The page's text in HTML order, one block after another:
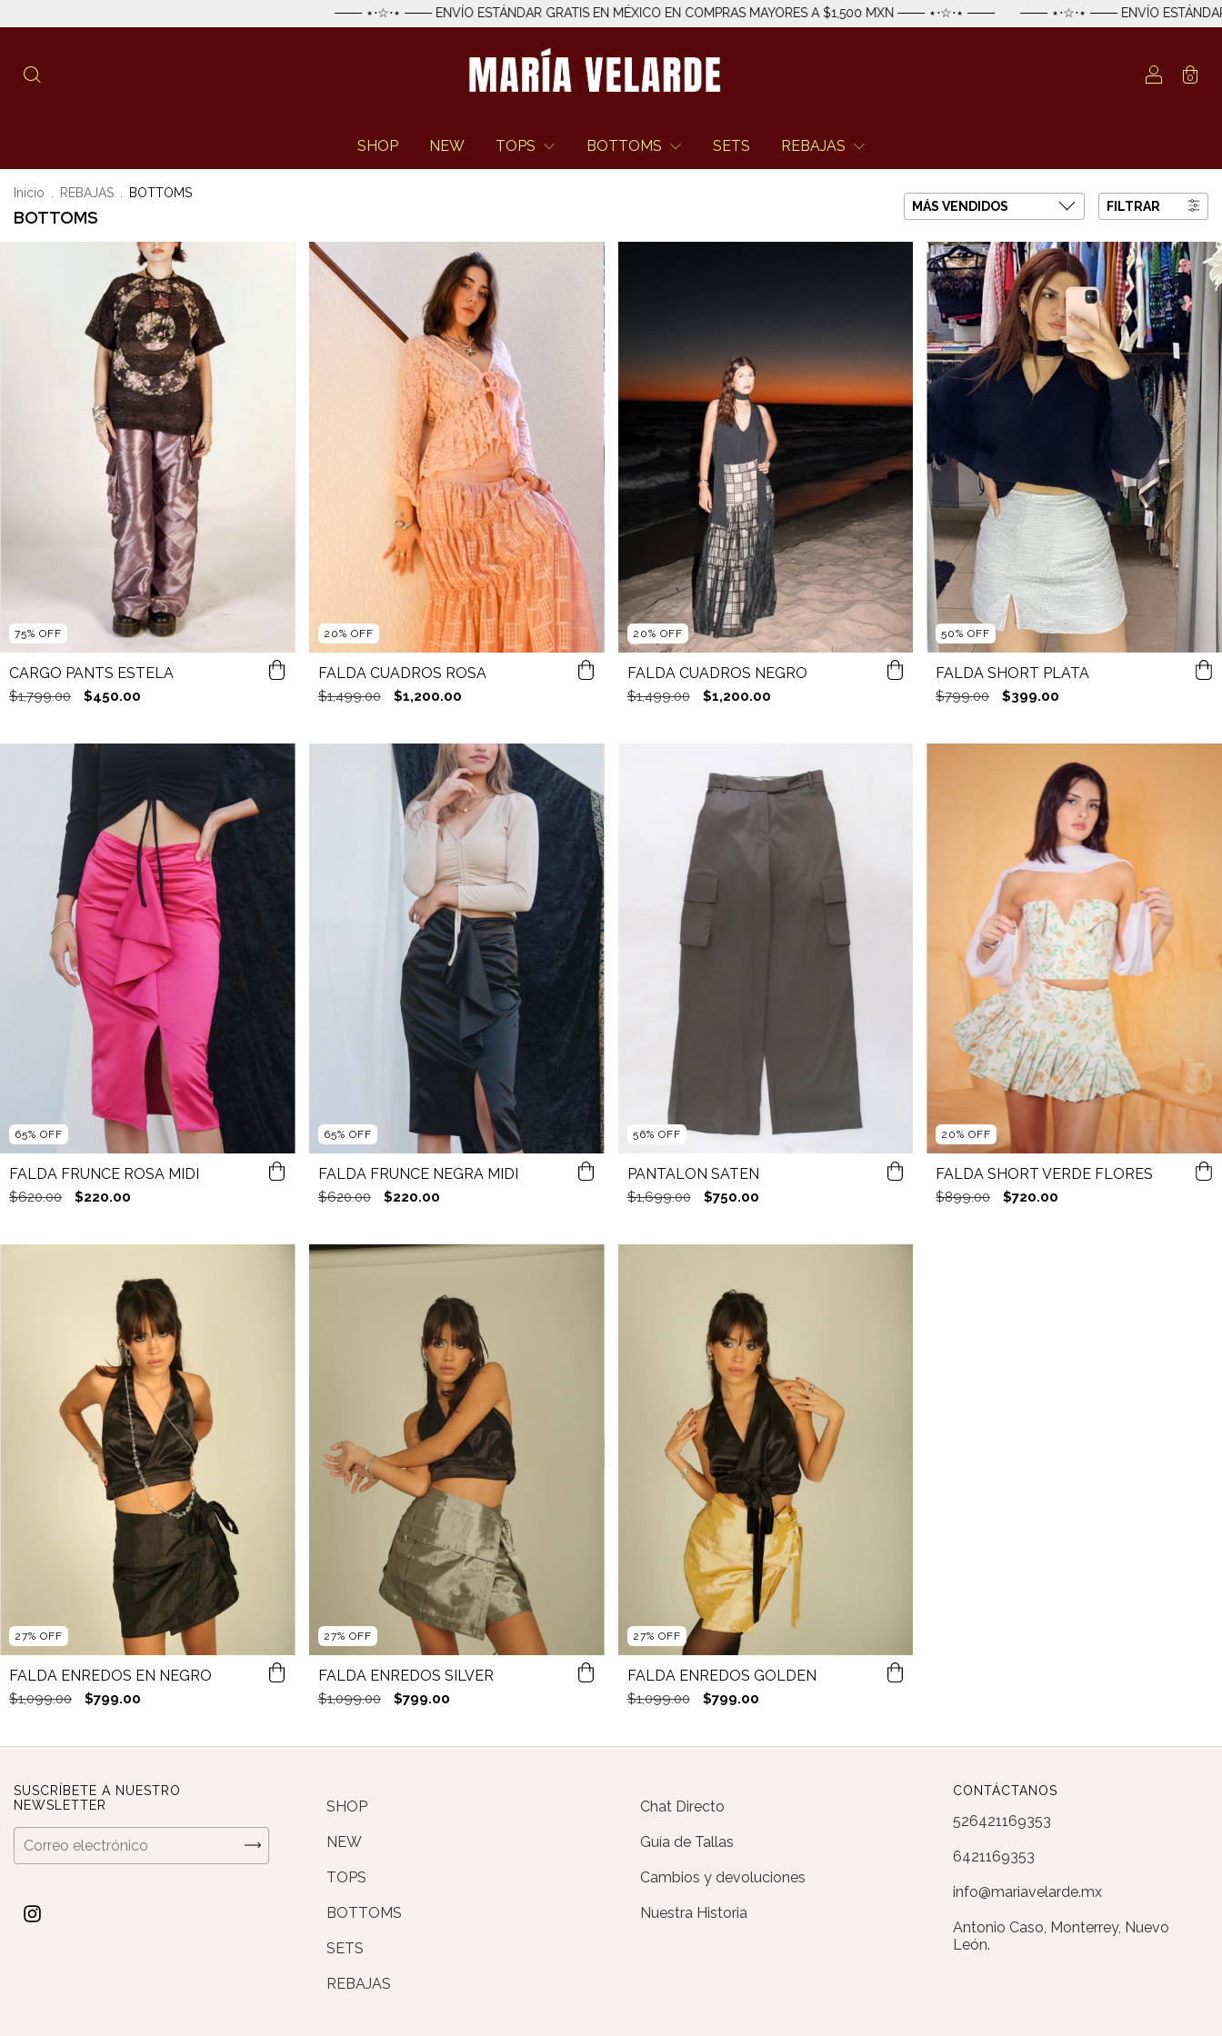
─── ⋆⋅☆⋅⋆ ─── ENVÍO ESTÁNDAR GRATIS EN MÉXICO EN COMPRAS MAYORES A $1,500 MXN ─── ⋆⋅☆⋅⋆ ─── ─── ⋆⋅☆⋅⋆ ─── ENVÍO ESTÁNDAR GRATIS EN
0
SHOP NEW TOPS BOTTOMS SETS REBAJAS
Inicio REBAJAS BOTTOMS
BOTTOMS
FILTRAR
75% OFF
CARGO PANTS ESTELA
$1,799.00 $450.00
20% OFF
FALDA CUADROS ROSA
$1,499.00 $1,200.00
20% OFF
FALDA CUADROS NEGRO
$1,499.00 $1,200.00
50%OFF
FALDA SHORT PLATA
$799.00 $399.00
65% OFF
FALDA FRUNCE ROSA MIDI
$620.00 $220.00
65% OFF
FALDA FRUNCE NEGRA MIDI
$620.00 $220.00
56% OFF
PANTALÓN SATÉN
$1,699.00 $750.00
20%OFF
FALDA SHORT VERDE FLORES
$899.00 $720.00
27% OFF
FALDA ENREDOS EN NEGRO
$1,099.00 $799.00
27% OFF
FALDA ENREDOS SILVER
$1,099.00 $799.00
27% OFF
FALDA ENREDOS GOLDEN
$1,099.00 $799.00
SUSCRÍBETE A NUESTRO
NEWSLETTER
SHOP
NEW
TOPS
BOTTOMS
SETS
REBAJAS
Chat Directo
Guía de Tallas
Cambios y devoluciones
Nuestra Historia
CONTÁCTANOS
526421169353
6421169353
info@mariavelarde.mx
Antonio Caso, Monterrey, Nuevo
León.